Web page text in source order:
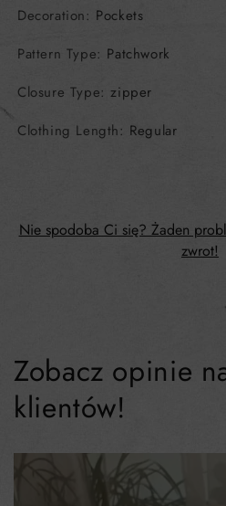
Decoration: Pockets
Pattern Type: Patchwork
Closure Type:zipper
Clothing Length: Regular
Nie spodoba Ci się? Żaden
zwrot!
Zobacz opinie
klientów!